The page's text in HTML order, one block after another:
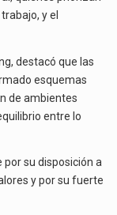
El gobierno federal creó mediante decreto la Oficina Presidencial para la Promoción de Inversiones, instancia…
y el
destacó que las
esquemas
de ambientes
entre lo
por su disposición a
y por su fuerte